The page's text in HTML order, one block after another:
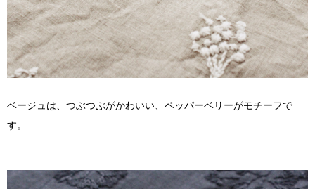
ベージュは、つぶつぶがかわいい、ペッパーベリーがモチーフで
す。